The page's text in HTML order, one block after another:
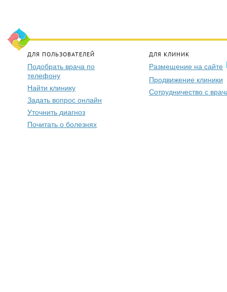
ДЛЯ ПОЛЬЗОВАТЕЛЕЙ
Подобрать врача по
телефону
Найти клинику
Задать вопрос онлайн
Уточнить диагноз
Почитать о болезнях
ДЛЯ КЛИНИК
Размещение на сайте
Продвижение клиники
Сотрудничество с